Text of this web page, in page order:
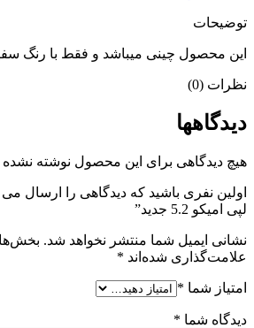
توضیحات
این محصول چینی میباشد و فقط با رنگ
نظرات (0)
دیدگاهها
هیچ دیدگاهی برای این محصول نوشته
اولین نفری باشید که دیدگاهی را ارسال می
لپی امیکو 5.2 جدید”
نشانی ایمیل شما منتشر نخواهد شد.
علامت‌گذاری شده‌اند *
امتیاز شما *
دیدگاه شما *